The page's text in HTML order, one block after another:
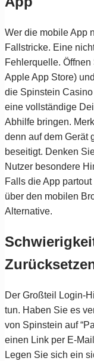
Wer die mobile App
Fallstricke. Eine
Fehlerquelle.
Apple App Store)
die Spinstein
eine vollständige
Abhilfe bringen.
denn auf dem Gerät
beseitigt. Denken
Nutzer besondere
Falls die App
über den mobilen
Alternative.
Der Großteil Login-
tun. Haben Sie es
von Spinstein auf
einen Link per E-
Legen Sie sich ein